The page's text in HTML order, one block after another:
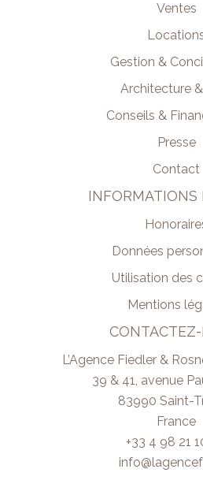
Ventes
Gestion &
Architecture
Conseils &
Presse
Contact
INFORMATIONS
Données
Utilisation des
Mentions
L’Agence Fiedler &
39 & 41, avenue
83990 Saint-
France
+33 4 98 21